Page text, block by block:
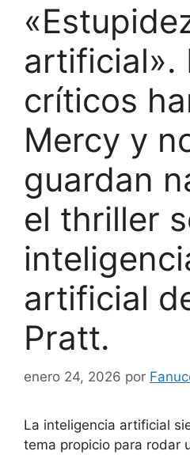
artificial».
críticos
Mercy y
guardan
el thriller
artificial
Pratt.
enero 24, 2026 por
La inteligencia artificial
tema propicio para rodar